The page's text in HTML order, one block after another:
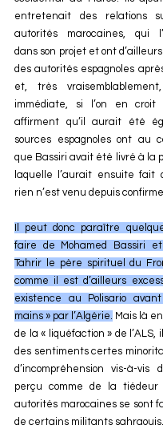
entretenait des relations
autorités marocaines, qui
dans son projet et ont
des autorités espagnoles
et, très
immédiate, si l’on en croit
affirment qu’il aurait été
sources espagnoles ont au
que Bassiri avait été livré à la
laquelle l’aurait ensuite fait
rien n’est venu depuis
Il peut donc paraître
faire de Mohamed Bassiri
Tahrir le père spirituel du
comme il est d’ailleurs
existence au Polisario
mains » par l’Algérie. Mais là
de la « liquéfaction » de
des sentiments certes
d’incompréhension vis-à-
perçu comme de la
autorités marocaines se sont
de certains militants sahraouis.